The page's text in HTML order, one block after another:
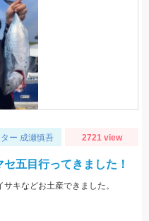
ー 成瀬慎吾 2721 view
五目行ってきました！
キなどお土産できました。